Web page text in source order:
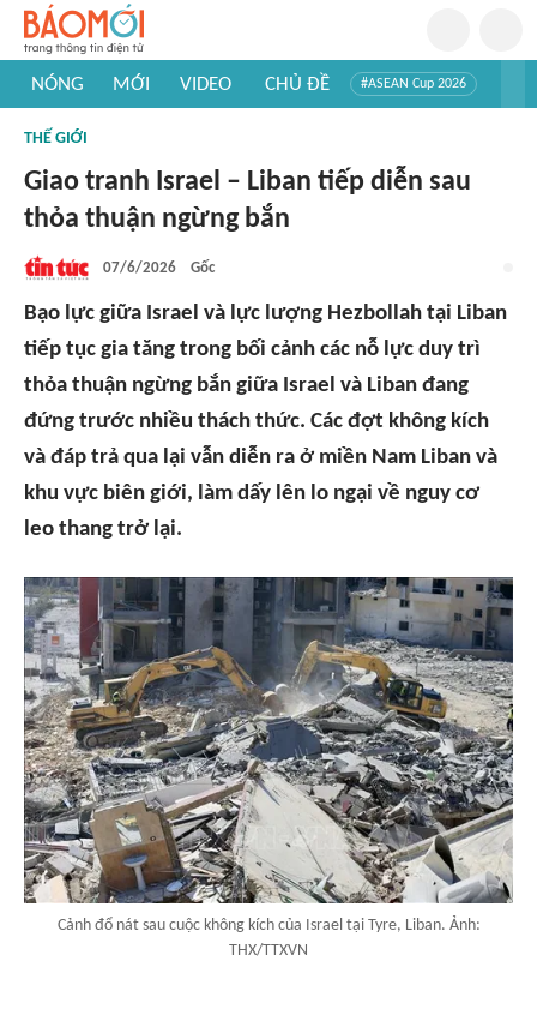
NÓNG MỚI VIDEO CHỦ ĐỀ #ASEAN Cup 2026
#Khám phá thế giới
THẾ GIỚI
Giao tranh Israel – Liban tiếp diễn sau
thỏa thuận ngừng bắn
07/6/2026 Gốc
Bạo lực giữa Israel và lực lượng Hezbollah tại Liban
tiếp tục gia tăng trong bối cảnh các nỗ lực duy trì
thỏa thuận ngừng bắn giữa Israel và Liban đang
đứng trước nhiều thách thức. Các đợt không kích
và đáp trả qua lại vẫn diễn ra ở miền Nam Liban và
khu vực biên giới, làm dấy lên lo ngại về nguy cơ
leo thang trở lại.
Cảnh đổ nát sau cuộc không kích của Israel tại Tyre, Liban. Ảnh:
THX/TTXVN